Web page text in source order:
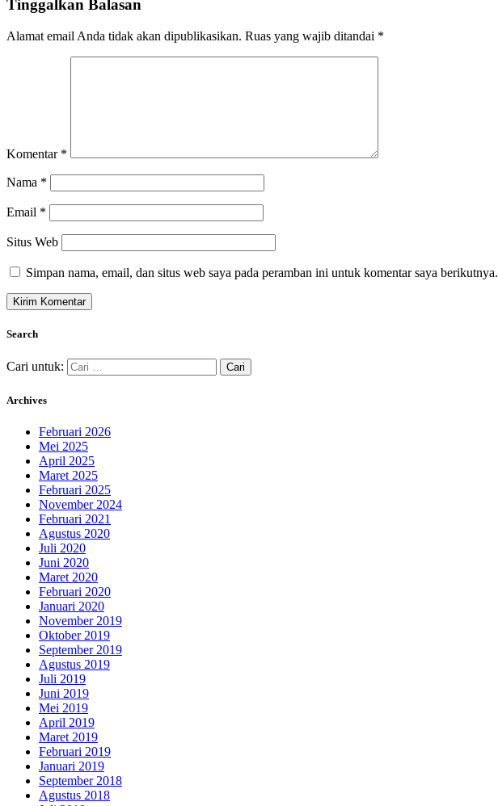
Tinggalkan Balasan
Alamat email Anda tidak akan dipublikasikan. Ruas yang wajib ditandai *
Komentar *
Nama *
Email *
Situs Web
Simpan nama, email, dan situs web saya pada peramban ini untuk komentar saya berikutnya.
Search
Cari untuk:
Archives
Februari 2026
Mei 2025
April 2025
Maret 2025
Februari 2025
November 2024
Februari 2021
Agustus 2020
Juli 2020
Juni 2020
Maret 2020
Februari 2020
Januari 2020
November 2019
Oktober 2019
September 2019
Agustus 2019
Juli 2019
Juni 2019
Mei 2019
April 2019
Maret 2019
Februari 2019
Januari 2019
September 2018
Agustus 2018